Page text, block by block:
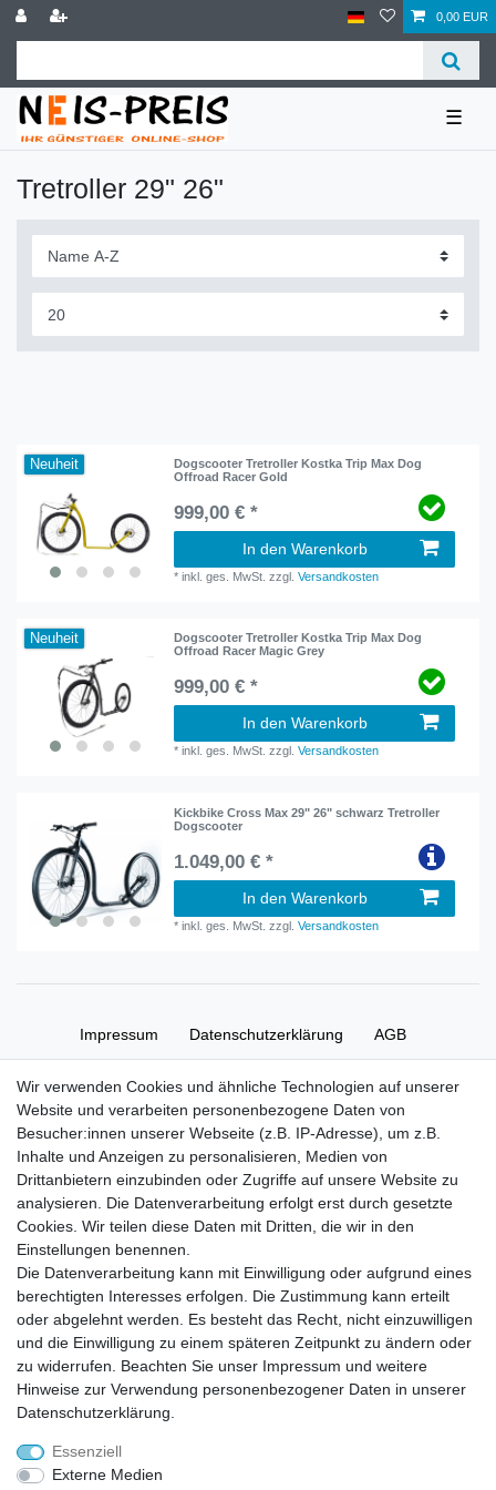
0,00 EUR
☰
Tretroller 29" 26"
Neuheit
Dogscooter Tretroller Kostka Trip Max Dog
Offroad Racer Gold
999,00 € *
In den Warenkorb
*inkl. ges. MwSt. zzgl.Versandkosten
Neuheit
Dogscooter Tretroller Kostka Trip Max Dog
Offroad Racer Magic Grey
999,00 € *
In den Warenkorb
*inkl. ges. MwSt. zzgl.Versandkosten
Kickbike Cross Max 29" 26" schwarz Tretroller
Dogscooter
1.049,00 € *
In den Warenkorb
*inkl. ges. MwSt. zzgl.Versandkosten
Impressum Daten­schutz­erklärung AGB
Widerrufs­recht Vertrag widerrufen Kontakt
Zahlung und Versand
Zahlung
Versand
Batterieverordnung
Im Zusammenhang mit dem Vertrieb von Batterien oder mit der Lieferung von
Geräten, die Batterien enthalten, sind wir verpflichtet, Sie auf folgendes
hinzuweisen:
Sie sind zur Rückgabe gebrauchter Batterien als Endnutzer gesetzlich
verpflichtet. Sie können Altbatterien, die wir als Neubatterien im Sortiment
(Versandadresse) zurückgeben. Die auf den Batterien abgebildeten Symbole
Das Symbol der durchgekreuzten Mülltonne bedeutet, dass die Batterie nicht
Wir verwenden Cookies und ähnliche Technologien auf unserer
Website und verarbeiten personenbezogene Daten von
Besucher:innen unserer Webseite (z.B. IP-Adresse), um z.B.
Inhalte und Anzeigen zu personalisieren, Medien von
Drittanbietern einzubinden oder Zugriffe auf unsere Website zu
analysieren. Die Datenverarbeitung erfolgt erst durch gesetzte
Cookies. Wir teilen diese Daten mit Dritten, die wir in den
Einstellungen benennen.
Die Datenverarbeitung kann mit Einwilligung oder aufgrund eines
berechtigten Interesses erfolgen. Die Zustimmung kann erteilt
oder abgelehnt werden. Es besteht das Recht, nicht einzuwilligen
und die Einwilligung zu einem späteren Zeitpunkt zu ändern oder
zu widerrufen. Beachten Sie unser Impressum und weitere
Hinweise zur Verwendung personenbezogener Daten in unserer
Daten­schutz­erklärung
Essenziell
Externe Medien